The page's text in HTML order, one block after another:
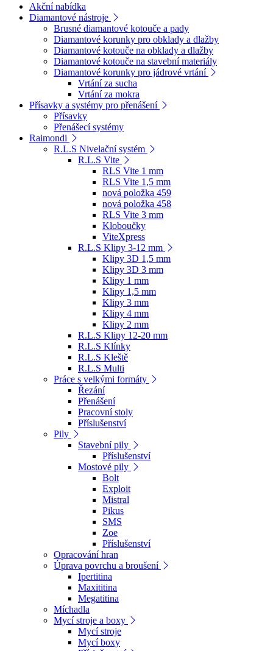
Akční nabídka
Diamantové nástroje
Brusné diamantové kotouče a pady
Diamantové korunky pro obklady a dlažby
Diamantové kotouče na obklady a dlažby
Diamantové kotouče na stavební materiály
Diamantové korunky pro jádrové vrtání
Vrtání za sucha
Vrtání za mokra
Přísavky a systémy pro přenášení
Přísavky
Přenášecí systémy
Raimondi
R.L.S Nivelační systém
R.L.S Vite
RLS Vite 1 mm
RLS Vite 1,5 mm
nová položka 459
nová položka 458
RLS Vite 3 mm
Kloboučky
ViteXpress
R.L.S Klipy 3-12 mm
Klipy 3D 1,5 mm
Klipy 3D 3 mm
Klipy 1 mm
Klipy 1,5 mm
Klipy 3 mm
Klipy 4 mm
Klipy 2 mm
R.L.S Klipy 12-20 mm
R.L.S Klínky
R.L.S Kleště
R.L.S Multi
Práce s velkými formáty
Řezání
Přenášení
Pracovní stoly
Příslušenství
Pily
Stavební pily
Příslušenství
Mostové pily
Bolt
Exploit
Mistral
Pikus
SMS
Zoe
Příslušenství
Opracování hran
Úprava povrchu a broušení
Ipertitina
Maxititina
Megatitina
Míchadla
Mycí stroje a boxy
Mycí stroje
Mycí boxy